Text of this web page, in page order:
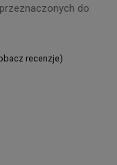
do
recenzje)